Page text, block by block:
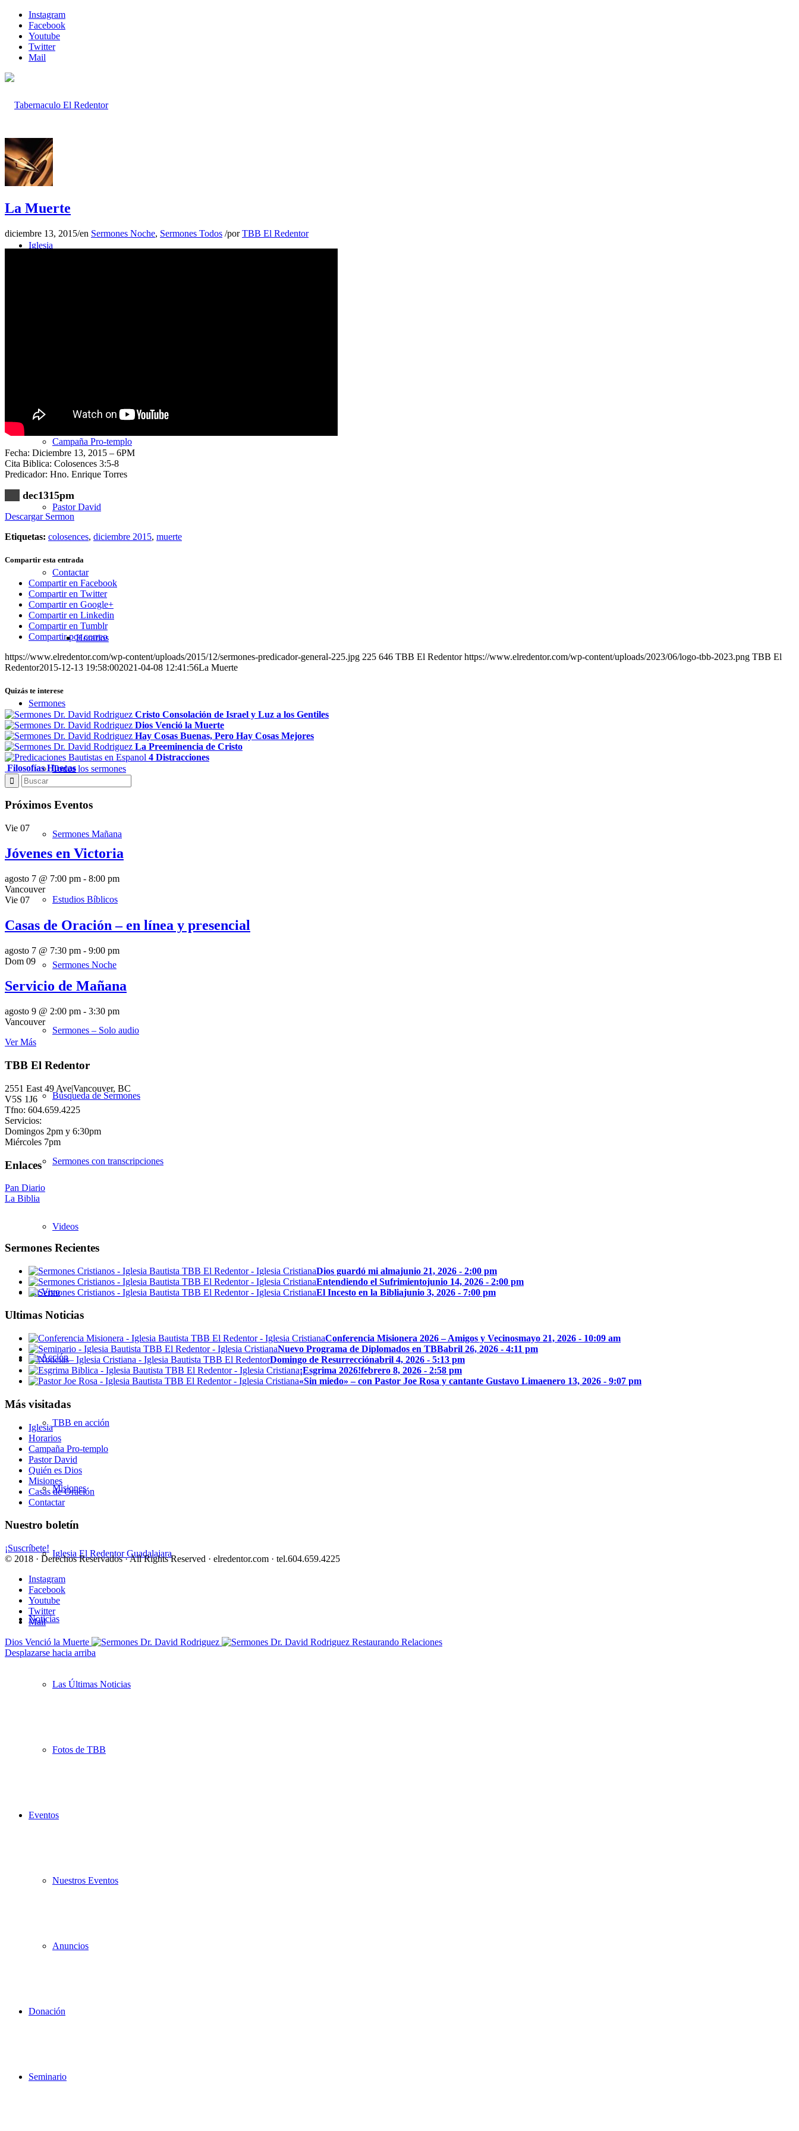
Instagram
Facebook
Youtube
Twitter
Mail
Inicio
Iglesia
Campaña Pro-templo
Pastor David
Contactar
Horarios
Sermones
Todos los sermones
Sermones Mañana
Estudios Bíblicos
Sermones Noche
Sermones – Solo audio
Búsqueda de Sermones
Sermones con transcripciones
Videos
En Vivo
En Acción
TBB en acción
Misiones
Iglesia El Redentor Guadalajara
Noticias
Las Últimas Noticias
Fotos de TBB
Eventos
Nuestros Eventos
Anuncios
Donación
Seminario
La Muerte
diciembre 13, 2015/en Sermones Noche, Sermones Todos /porTBB El Redentor
Fecha: Diciembre 13, 2015 – 6PM
Cita Biblica: Colosences 3:5-8
Predicador: Hno. Enrique Torres
dec1315pm
Descargar Sermon
Etiquetas: colosences, diciembre 2015, muerte
Compartir esta entrada
Compartir en Facebook
Compartir en Twitter
Compartir en Google+
Compartir en Linkedin
Compartir en Tumblr
Compartir por correo
https://www.elredentor.com/wp-content/uploads/2015/12/sermones-predicador-general-225.jpg 225 646 TBB El Redentor https://www.elredentor.com/wp-content/uploads/2023/06/logo-tbb-2023.png TBB El
Redentor2015-12-13 19:58:002021-04-08 12:41:56La Muerte
Quizás te interese
Cristo Consolación de Israel y Luz a los Gentiles
Dios Venció la Muerte
Hay Cosas Buenas, Pero Hay Cosas Mejores
La Preeminencia de Cristo
4 Distracciones
Filosofías Huecas
Próximos Eventos
Vie 07
Jóvenes en Victoria
agosto 7 @ 7:00 pm - 8:00 pm
Vancouver
Vie 07
Casas de Oración – en línea y presencial
agosto 7 @ 7:30 pm - 9:00 pm
Dom 09
Servicio de Mañana
agosto 9 @ 2:00 pm - 3:30 pm
Vancouver
Ver Más
TBB El Redentor
2551 East 49 Ave|Vancouver, BC
V5S 1J6
Tfno: 604.659.4225
Servicios:
Domingos 2pm y 6:30pm
Miércoles 7pm
Enlaces
Pan Diario
La Biblia
Sermones Recientes
Dios guardó mi almajunio 21, 2026 - 2:00 pm
Entendiendo el Sufrimientojunio 14, 2026 - 2:00 pm
El Incesto en la Bibliajunio 3, 2026 - 7:00 pm
Ultimas Noticias
Conferencia Misionera 2026 – Amigos y Vecinosmayo 21, 2026 - 10:09 am
Nuevo Programa de Diplomados en TBBabril 26, 2026 - 4:11 pm
Domingo de Resurrecciónabril 4, 2026 - 5:13 pm
¡Esgrima 2026!febrero 8, 2026 - 2:58 pm
«Sin miedo» – con Pastor Joe Rosa y cantante Gustavo Limaenero 13, 2026 - 9:07 pm
Más visitadas
Iglesia
Horarios
Campaña Pro-templo
Pastor David
Quién es Dios
Misiones
Casas de Oración
Contactar
Nuestro boletín
¡Suscríbete!
© 2018 · Derechos Reservados · All Rights Reserved · elredentor.com · tel.604.659.4225
Instagram
Facebook
Youtube
Twitter
Mail
Dios Venció la Muerte
Restaurando Relaciones
Desplazarse hacia arriba